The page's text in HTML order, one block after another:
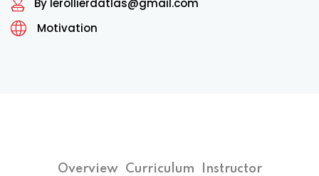
By lerollierdatlas@gmail.com
Motivation
Overview Curriculum Instructor